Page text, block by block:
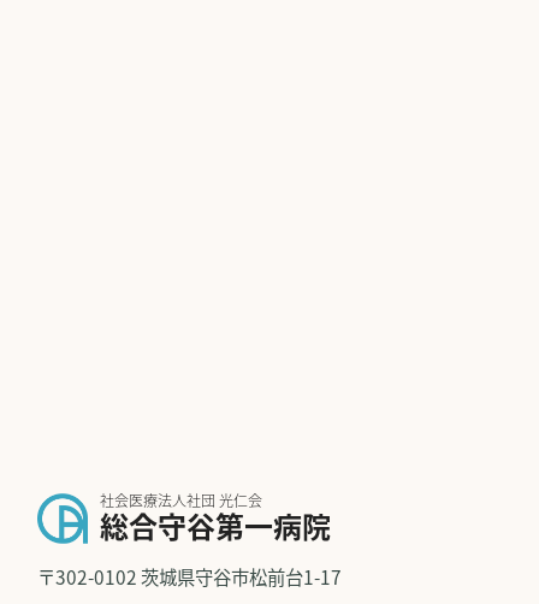
社会医療法人社団 光仁会
総合守谷第一病院
〒302-0102 茨城県守谷市松前台1-17